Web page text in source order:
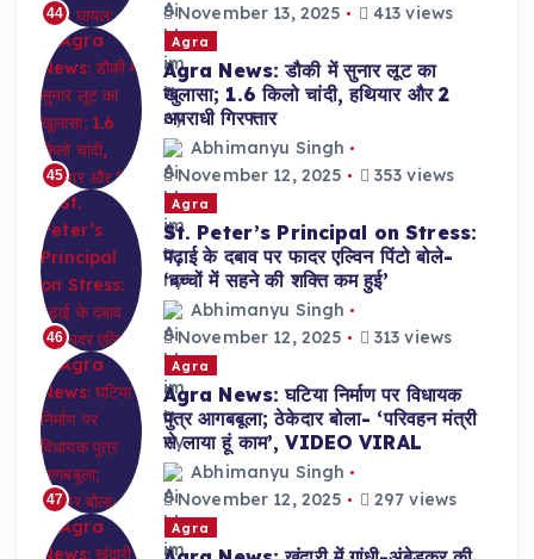
44
November 13, 2025
413 views
45
Agra
Agra News: डौकी में सुनार लूट का
खुलासा; 1.6 किलो चांदी, हथियार और 2
अपराधी गिरफ्तार
Abhimanyu Singh
November 12, 2025
353 views
46
Agra
St. Peter’s Principal on Stress:
पढ़ाई के दबाव पर फादर एल्विन पिंटो बोले-
‘बच्चों में सहने की शक्ति कम हुई’
Abhimanyu Singh
November 12, 2025
313 views
47
Agra
Agra News: घटिया निर्माण पर विधायक
पुत्र आगबबूला; ठेकेदार बोला- ‘परिवहन मंत्री
से लाया हूं काम’, VIDEO VIRAL
Abhimanyu Singh
November 12, 2025
297 views
Agra